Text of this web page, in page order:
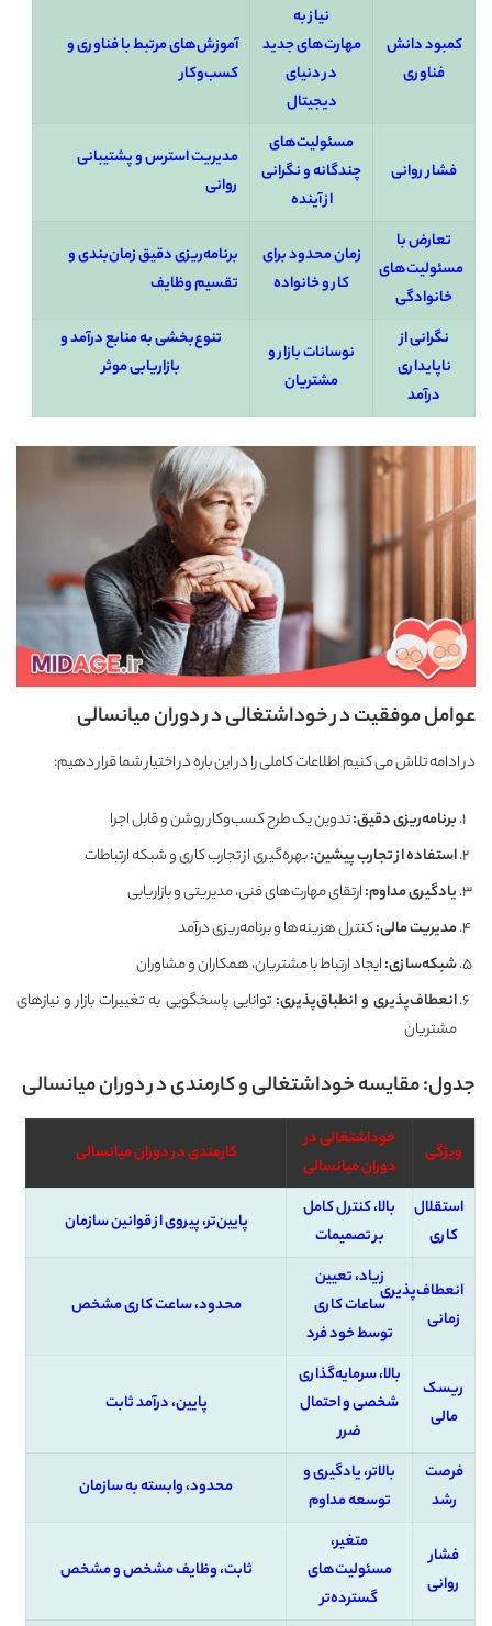
کمبود دانش
فناوری
نیاز به
مهارت‌های جدید
در دنیای
دیجیتال
آموزش‌های مرتبط با فناوری و
کسب‌وکار
فشار روانی
مسئولیت‌های
چندگانه و نگرانی
از آینده
مدیریت استرس و پشتیبانی
روانی
تعارض با
مسئولیت‌های
خانوادگی
زمان محدود برای
کار و خانواده
برنامه‌ریزی دقیق زمان‌بندی و
تقسیم وظایف
نگرانی از
ناپایداری
درآمد
نوسانات بازار و
مشتریان
تنوع‌بخشی به منابع درآمد و
بازاریابی موثر
عوامل موفقیت در خوداشتغالی در دوران میانسالی
در ادامه تلاش می کنیم اطلاعات کاملی را در این باره در اختیار شما قرار دهیم:
برنامه‌ریزی دقیق:تدوین یک طرح کسب‌وکار روشن و قابل اجرا
استفاده از تجارب پیشین:بهره‌گیری از تجارب کاری و شبکه ارتباطات
یادگیری مداوم:ارتقای مهارت‌های فنی، مدیریتی و بازاریابی
مدیریت مالی:کنترل هزینه‌ها و برنامه‌ریزی درآمد
شبکه‌سازی:ایجاد ارتباط با مشتریان، همکاران و مشاوران
انعطاف‌پذیری و انطباق‌پذیری: توانایی پاسخگویی به تغییرات بازار و نیازهای
مشتریان
جدول: مقایسه خوداشتغالی و کارمندی در دوران میانسالی
ویژگی
خوداشتغالی در
دوران میانسالی
کارمندی در دوران میانسالی
استقلال
کاری
بالا، کنترل کامل
بر تصمیمات
پایین‌تر، پیروی از قوانین سازمان
انعطاف‌پذیری
زمانی
زیاد، تعیین
ساعات کاری
توسط خود فرد
محدود، ساعت کاری مشخص
ریسک
مالی
بالا، سرمایه‌گذاری
شخصی و احتمال
ضرر
پایین، درآمد ثابت
فرصت
رشد
بالاتر، یادگیری و
توسعه مداوم
محدود، وابسته به سازمان
فشار
روانی
متغیر،
مسئولیت‌های
گسترده‌تر
ثابت، وظایف مشخص و مشخص